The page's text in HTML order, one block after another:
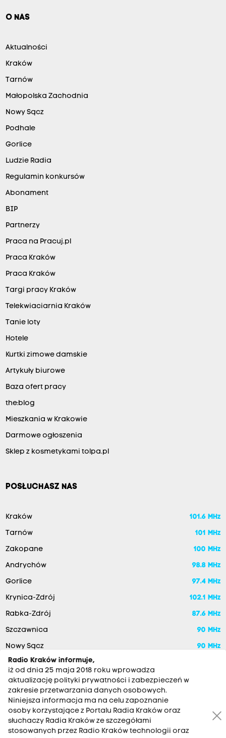
O NAS
Aktualności
Kraków
Tarnów
Małopolska Zachodnia
Nowy Sącz
Podhale
Gorlice
Ludzie Radia
Regulamin konkursów
Abonament
BIP
Partnerzy
Praca na Pracuj.pl
Praca Kraków
Praca Kraków
Targi pracy Kraków
Telekwiaciarnia Kraków
Tanie loty
Hotele
Kurtki zimowe damskie
Artykuły biurowe
Baza ofert pracy
the:blog
Mieszkania w Krakowie
Darmowe ogłoszenia
Sklep z kosmetykami tolpa.pl
POSŁUCHASZ NAS
Kraków 101.6 MHz
Tarnów 101 MHz
Zakopane 100 MHz
Andrychów 98.8 MHz
Gorlice 97.4 MHz
Krynica-Zdrój 102.1 MHz
Rabka-Zdrój 87.6 MHz
Szczawnica 90 MHz
Nowy Sącz 90 MHz
Radio Kraków informuje,
iż od dnia 25 maja 2018 roku wprowadza
aktualizację polityki prywatności i zabezpieczeń w
zakresie przetwarzania danych osobowych.
Niniejsza informacja ma na celu zapoznanie
osoby korzystające z Portalu Radia Kraków oraz
słuchaczy Radia Kraków ze szczegółami
stosowanych przez Radio Kraków technologii oraz